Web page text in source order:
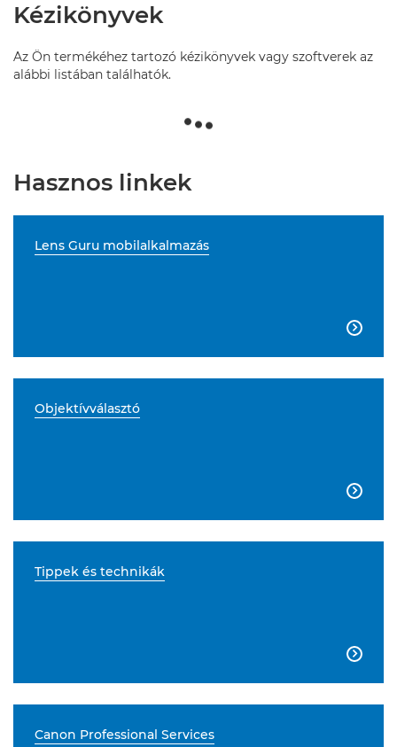
Kézikönyvek
Az Ön termékéhez tartozó kézikönyvek vagy szoftverek az
alábbi listában találhatók.
Hasznos linkek
Lens Guru mobilalkalmazás

Objektívválasztó

Tippek és technikák

Canon Professional Services